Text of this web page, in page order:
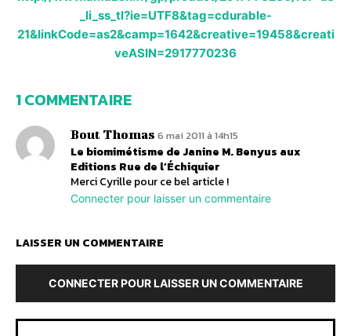
_li_ss_tl?ie=UTF8&tag=cdurable-
21&linkCode=as2&camp=1642&creative=19458&creati
veASIN=2917770236
1 COMMENTAIRE
Bout Thomas 6 mai 2011 à 14h15
Le biomimétisme de Janine M. Benyus aux
Editions Rue de l’Échiquier
Merci Cyrille pour ce bel article !
Connecter pour laisser un commentaire
LAISSER UN COMMENTAIRE
CONNECTER POUR LAISSER UN COMMENTAIRE